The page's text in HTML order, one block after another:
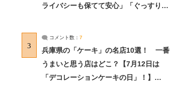
ライバシーも保てて安心」「ぐっすり眠
3
コメント数： 7
兵庫県の「ケーキ」の名店10選！ 一番
うまいと思う店はどこ？【7月12日は
「デコレーションケーキの日」！】